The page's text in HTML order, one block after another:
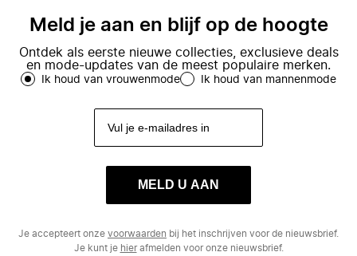
Meld je aan en blijf op de hoogte
Ontdek als eerste nieuwe collecties, exclusieve deals
en mode-updates van de meest populaire merken.
Ik houd van vrouwenmode Ik houd van mannenmode
MELD U AAN
Je accepteert onze voorwaarden bij het inschrijven voor de nieuwsbrief.
Je kunt je hierafmelden voor onze nieuwsbrief.